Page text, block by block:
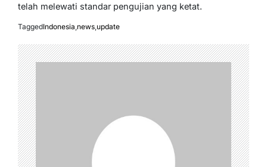
telah melewati standar pengujian yang ketat.
TaggedIndonesia news update